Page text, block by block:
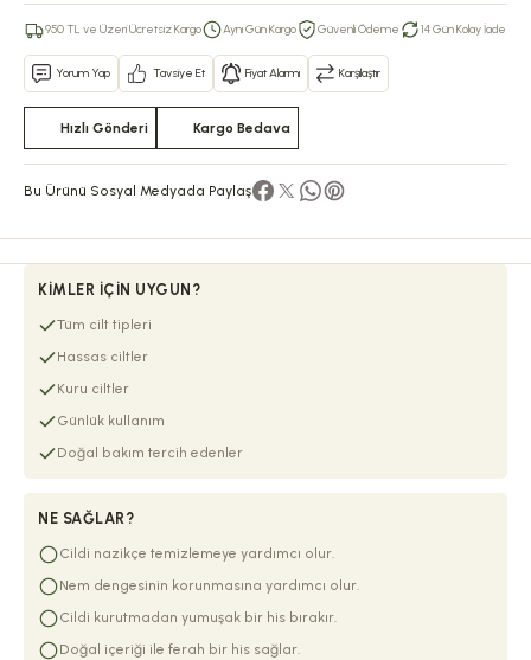
950 TL ve Üzeri Ücretsiz Kargo Aynı Gün Kargo Güvenli Ödeme 14 Gün Kolay İade
Yorum Yap Tavsiye Et Fiyat Alarmı Karşılaştır
Hızlı Gönderi Kargo Bedava
Bu Ürünü Sosyal Medyada Paylaş
KIMLER İÇIN UYGUN?
Tüm cilt tipleri
Hassas ciltler
Kuru ciltler
Günlük kullanım
Doğal bakım tercih edenler
NE SAĞLAR?
Cildi nazikçe temizlemeye yardımcı olur.
Nem dengesinin korunmasına yardımcı olur.
Cildi kurutmadan yumuşak bir his bırakır.
Doğal içeriği ile ferah bir his sağlar.